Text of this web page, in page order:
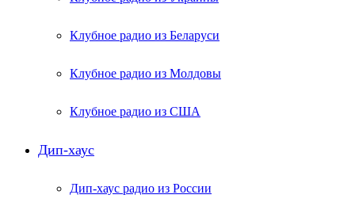
Клубное радио из Беларуси
Клубное радио из Молдовы
Клубное радио из США
Дип-хаус
Дип-хаус радио из России